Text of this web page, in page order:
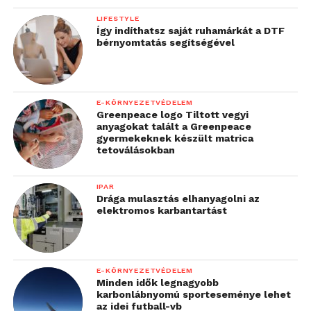
LIFESTYLE
Így indíthatsz saját ruhamárkát a DTF
bérnyomtatás segítségével
E-KÖRNYEZETVÉDELEM
Greenpeace logo Tiltott vegyi
anyagokat talált a Greenpeace
gyermekeknek készült matrica
tetoválásokban
IPAR
Drága mulasztás elhanyagolni az
elektromos karbantartást
E-KÖRNYEZETVÉDELEM
Minden idők legnagyobb
karbonlábnyomú sporteseménye lehet
az idei futball-vb